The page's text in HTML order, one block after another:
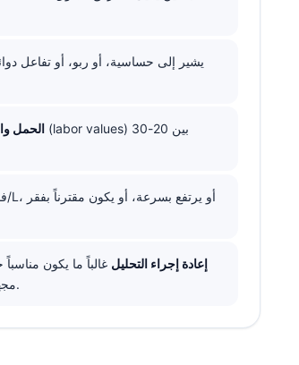
الحمل
إعادة إجراء التحليل
مجهود بدني قوي، أو توتر، أو تدخين، أو استخدام ستيرويدات، أو جفاف.